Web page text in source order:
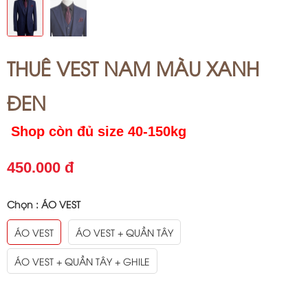
THUÊ VEST NAM MÀU XANH
ĐEN
Shop còn đủ size 40-150kg
450.000 đ
Chọn : ÁO VEST
ÁO VEST ÁO VEST + QUẦN TÂY
ÁO VEST + QUẦN TÂY + GHILE